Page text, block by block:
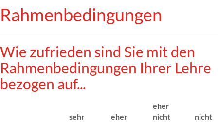
Rahmenbedingungen
Wie zufrieden sind Sie mit den
Rahmenbedingungen Ihrer Lehre
bezogen auf...
sehr
eher
eher
nicht
nicht